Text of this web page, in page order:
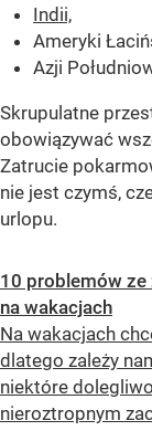
Indii,
Ameryki
Azji
Skrupulatne
obowiązywać
Zatrucie
nie jest czymś,
urlopu.
10 problemów
na wakacjach
Na wakacjach
dlatego zależy
niektóre
nieroztropnym